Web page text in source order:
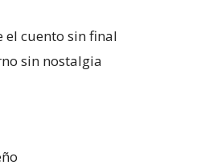
el cuento sin final
sin nostalgia